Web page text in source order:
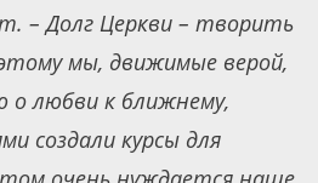
– Долг Церкви – творить
мы, движимые верой,
о любви к ближнему,
создали курсы для